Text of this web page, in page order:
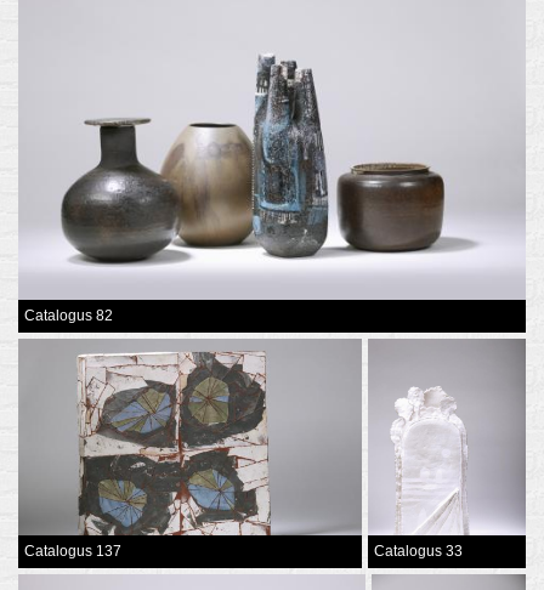
Catalogus 82
Catalogus 137 Catalogus 33